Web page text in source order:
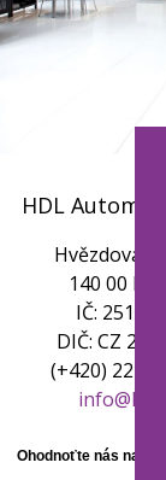
HDL
Hvězdova
140 00
IČ:
DIČ: CZ
(+420) 227
info